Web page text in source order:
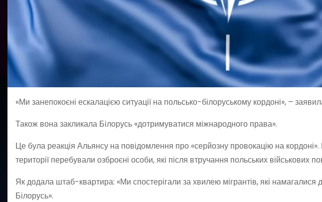
«Ми занепокоєні ескалацією ситуації на польсько-білоруському кордоні», –
Також вона закликала Білорусь «дотримуватися міжнародного права».
Це була реакція Альянсу на повідомлення про «серйозну провокацію на кордоні».
території перебували озброєні особи, які після втручання польських військових
Як додала штаб-квартира: «Ми спостерігали за хвилею мігрантів, які намагалися
Білорусь».